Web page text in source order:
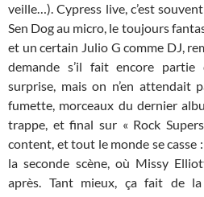
veille…). Cypress live, c’est
Sen Dog au micro, le toujours
et un certain Julio G comme DJ,
demande s’il fait encore partie
surprise, mais on n’en attendait
fumette, morceaux du dernier
trappe, et final sur « Rock
content, et tout le monde se casse
la seconde scène, où Missy
après. Tant mieux, ça fait de